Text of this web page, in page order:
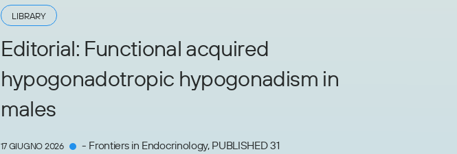
LIBRARY
Editorial: Functional acquired
hypogonadotropic hypogonadism in
males
17 GIUGNO 2026
- Frontiers in Endocrinology, PUBLISHED 31